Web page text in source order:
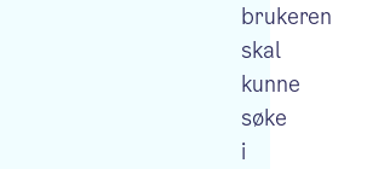
brukeren
skal
kunne
søke
i